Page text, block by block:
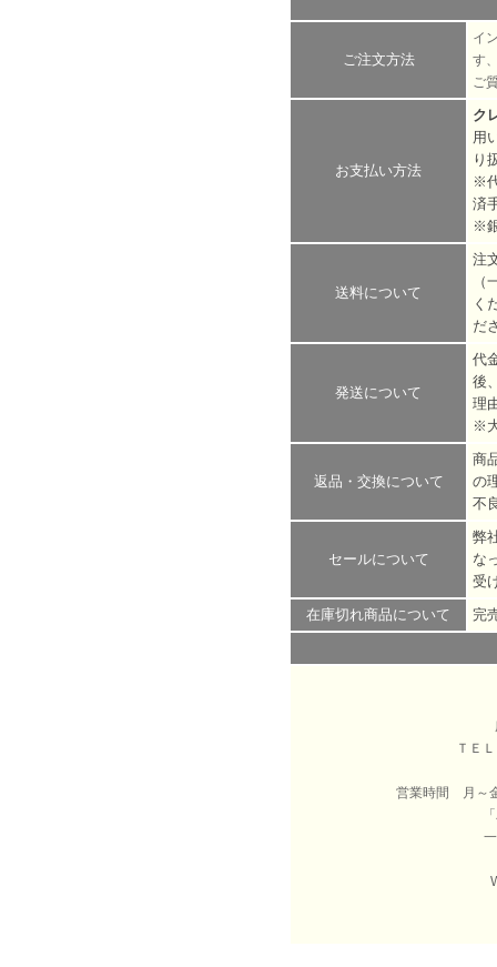
ご注文方法
イ
す
ご
お支払い方法
ク
用
り
※
済
※
送料について
注
く
だ
発送について
代
後
理
※
返品・交換について
商
の
不
セールについて
弊
な
受
在庫切れ商品について
完
ＴＥ
営業時間 月～